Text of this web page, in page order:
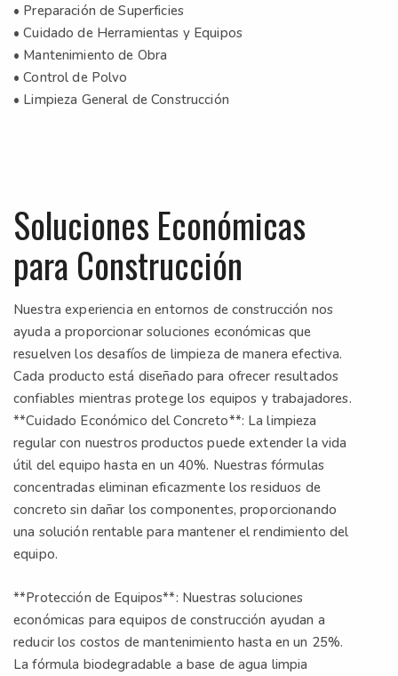
• Preparación de Superficies
• Cuidado de Herramientas y Equipos
• Mantenimiento de Obra
• Control de Polvo
• Limpieza General de Construcción
Soluciones Económicas
para Construcción
Nuestra experiencia en entornos de construcción nos
ayuda a proporcionar soluciones económicas que
resuelven los desafíos de limpieza de manera efectiva.
Cada producto está diseñado para ofrecer resultados
confiables mientras protege los equipos y trabajadores.
**Cuidado Económico del Concreto**: La limpieza
regular con nuestros productos puede extender la vida
útil del equipo hasta en un 40%. Nuestras fórmulas
concentradas eliminan eficazmente los residuos de
concreto sin dañar los componentes, proporcionando
una solución rentable para mantener el rendimiento del
equipo.
**Protección de Equipos**: Nuestras soluciones
económicas para equipos de construcción ayudan a
reducir los costos de mantenimiento hasta en un 25%.
La fórmula biodegradable a base de agua limpia